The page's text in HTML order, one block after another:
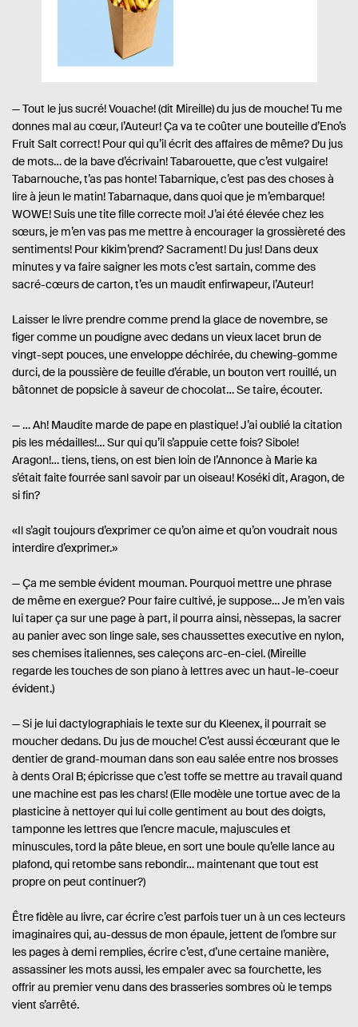
v
r
e
:
l
é
p
g
e
s
— Tout le jus sucré! Vouache! (dit Mireille) du jus de mouche! Tu me
donnes mal au cœur, l’Auteur! Ça va te coûter une bouteille d’Eno’s
Fruit Salt correct! Pour qui qu’il écrit des affaires de même? Du jus
de mots… de la bave d’écrivain! Tabarouette, que c’est vulgaire!
Tabarnouche, t’as pas honte! Tabarnique, c’est pas des choses à
lire à jeun le matin! Tabarnaque, dans quoi que je m’embarque!
WOWE! Suis une tite fille correcte moi! J’ai été élevée chez les
sœurs, je m’en vas pas me mettre à encourager la grossièreté des
sentiments! Pour kikim’prend? Sacrament! Du jus! Dans deux
minutes y va faire saigner les mots c’est sartain, comme des
sacré-cœurs de carton, t’es un maudit enfirwapeur, l’Auteur!
Laisser le livre prendre comme prend la glace de novembre, se
figer comme un poudigne avec dedans un vieux lacet brun de
vingt-sept pouces, une enveloppe déchirée, du chewing-gomme
durci, de la poussière de feuille d’érable, un bouton vert rouillé, un
bâtonnet de popsicle à saveur de chocolat… Se taire, écouter.
— … Ah! Maudite marde de pape en plastique! J’ai oublié la citation
pis les médailles!… Sur qui qu’il s’appuie cette fois? Sibole!
Aragon!… tiens, tiens, on est bien loin de l’Annonce à Marie ka
s’était faite fourrée sanl savoir par un oiseau! Koséki dit, Aragon, de
si fin?
«Il s’agit toujours d’exprimer ce qu’on aime et qu’on voudrait nous
interdire d’exprimer.»
— Ça me semble évident mouman. Pourquoi mettre une phrase
de même en exergue? Pour faire cultivé, je suppose… Je m’en vais
lui taper ça sur une page à part, il pourra ainsi, nèssepas, la sacrer
au panier avec son linge sale, ses chaussettes executive en nylon,
ses chemises italiennes, ses caleçons arc-en-ciel. (Mireille
regarde les touches de son piano à lettres avec un haut-le-coeur
évident.)
— Si je lui dactylographiais le texte sur du Kleenex, il pourrait se
moucher dedans. Du jus de mouche! C’est aussi écœurant que le
dentier de grand-mouman dans son eau salée entre nos brosses
à dents Oral B; épicrisse que c’est toffe se mettre au travail quand
une machine est pas les chars! (Elle modèle une tortue avec de la
plasticine à nettoyer qui lui colle gentiment au bout des doigts,
tamponne les lettres que l’encre macule, majuscules et
minuscules, tord la pâte bleue, en sort une boule qu’elle lance au
plafond, qui retombe sans rebondir… maintenant que tout est
propre on peut continuer?)
Être fidèle au livre, car écrire c’est parfois tuer un à un ces lecteurs
imaginaires qui, au-dessus de mon épaule, jettent de l’ombre sur
les pages à demi remplies, écrire c’est, d’une certaine manière,
assassiner les mots aussi, les empaler avec sa fourchette, les
offrir au premier venu dans des brasseries sombres où le temps
vient s’arrêté.